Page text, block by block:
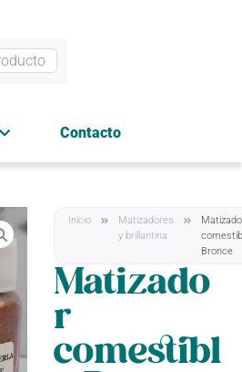
Contacto
Inicio
Matizadores
y brillantina
Bronce
Matizado
r
comestibl